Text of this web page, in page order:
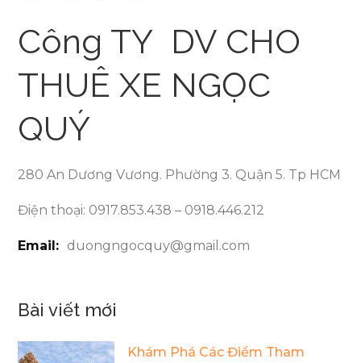
Công TY DV CHO
THUÊ XE NGỌC
QUÝ
280 An Dương Vương. Phường 3. Quận 5. Tp HCM
Điện thoại: 0917.853.438 – 0918.446.212
Email: duongngocquy@gmail.com
Bài viết mới
Khám Phá Các Điểm Tham